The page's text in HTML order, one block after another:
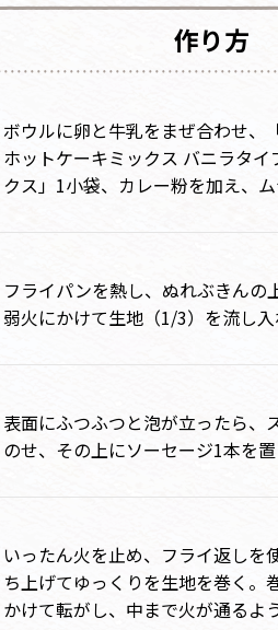
作り方
ボウルに卵と牛乳をまぜ合わせ、
ホットケーキミックス バニラタ
クス」1小袋、カレー粉を加え、ム
フライパンを熱し、ぬれぶきんの
弱火にかけて生地（1/3）を流し入
表面にふつふつと泡が立ったら、
のせ、その上にソーセージ1本を
いったん火を止め、フライ返しを
ち上げてゆっくりを生地を巻く。
かけて転がし、中まで火が通るよ